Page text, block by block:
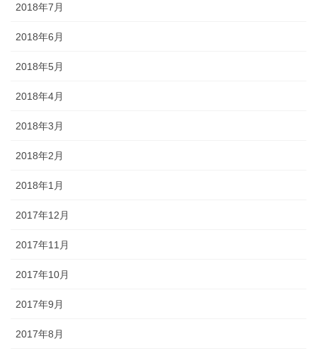
2018年7月
2018年6月
2018年5月
2018年4月
2018年3月
2018年2月
2018年1月
2017年12月
2017年11月
2017年10月
2017年9月
2017年8月